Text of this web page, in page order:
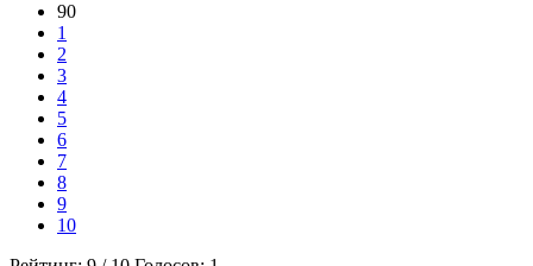
90
1
2
3
4
5
6
7
8
9
10